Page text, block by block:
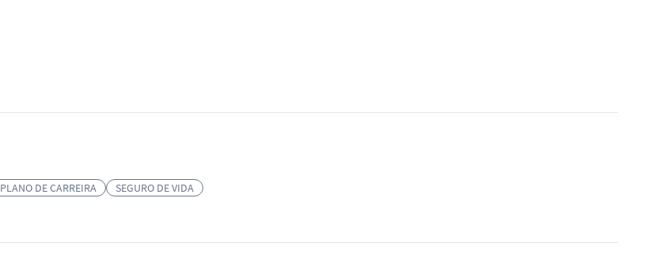
PLANO DE CARREIRA
SEGURO DE VIDA